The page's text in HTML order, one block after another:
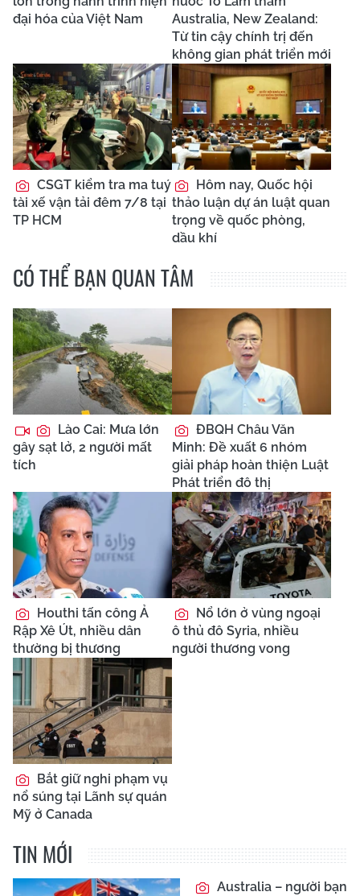
đại hóa của Việt Nam
Australia, New Zealand:
Từ tin cậy chính trị đến
không gian phát triển mới
CSGT kiểm tra ma tuý
tài xế vận tải đêm 7/8 tại
TP HCM
Hôm nay, Quốc hội
thảo luận dự án luật quan
trọng về quốc phòng,
dầu khí
CÓ THỂ BẠN QUAN TÂM
Lào Cai: Mưa lớn
gây sạt lở, 2 người mất
tích
ĐBQH Châu Văn
Minh: Đề xuất 6 nhóm
giải pháp hoàn thiện Luật
Phát triển đô thị
Houthi tấn công Ả
Rập Xê Út, nhiều dân
thường bị thương
Nổ lớn ở vùng ngoại
ô thủ đô Syria, nhiều
người thương vong
Bắt giữ nghi phạm vụ
nổ súng tại Lãnh sự quán
Mỹ ở Canada
TIN MỚI
Australia – người bạn